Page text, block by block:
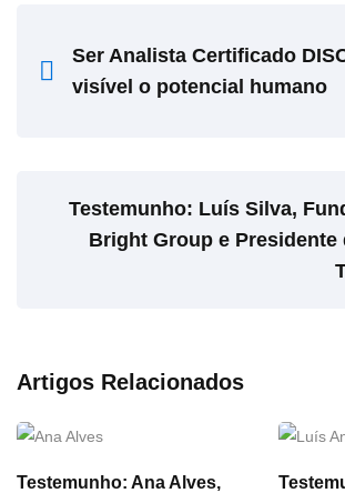
Ser Analista Certificado
visível o potencial humano
Testemunho: Luís Silva,
Bright Group e Presidente
Artigos Relacionados
Testemunho: Ana Alves,